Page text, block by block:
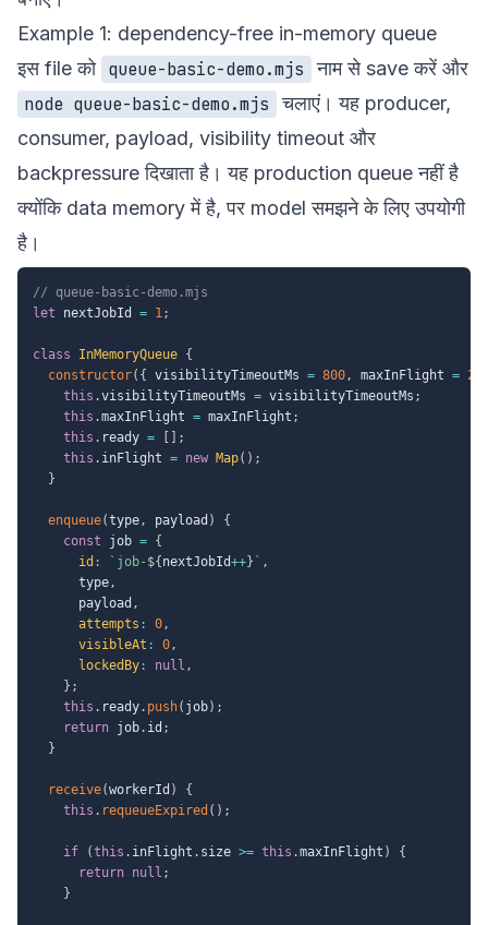
Example 1: dependency-free in-memory queue
इस file को queue-basic-demo.mjs नाम से save करें और
node queue-basic-demo.mjs चलाएं। यह producer,
consumer, payload, visibility timeout और
backpressure दिखाता है। यह production queue नहीं है
क्योंकि data memory में है, पर model समझने के लिए उपयोगी
है।
// queue-basic-demo.mjs
let nextJobId = 1;
class InMemoryQueue {
constructor( { visibilityTimeoutMs = 800, maxInFlight = 2
this .visibilityTimeoutMs = visibilityTimeoutMs ;
this .maxInFlight = maxInFlight ;
this . ready =
;
this . inFlight = new Map( ) ;
}
enqueue(type, payload )
{
const job = {
id : ` job- ${ nextJobId++} ` ,
      type
,
      payload
,
attempts : 0,
visibleAt : 0,
lockedBy : null ,
} ;
this . ready. push( job) ;
return job. id ;
}
receive(workerId )
{
this . requeueExpired ( ) ;
if (this . inFlight . size >= this .maxInFlight )
{
return null ;
}